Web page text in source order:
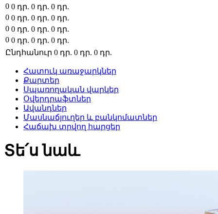
0 0 դր. 0 դր. 0 դր.
0 0 դր. 0 դր. 0 դր.
0 0 դր. 0 դր. 0 դր.
0 0 դր. 0 դր. 0 դր.
Ընդհանուր 0 դր. 0 դր. 0 դր.
Հատուկ առաջարկներ
Քարտեր
Սպառողական վարկեր
Օվերդրաֆտներ
Ավանդներ
Մասնաճյուղեր և բանկոմատներ
Հաճախ տրվող հարցեր
Տե՛ս նաև